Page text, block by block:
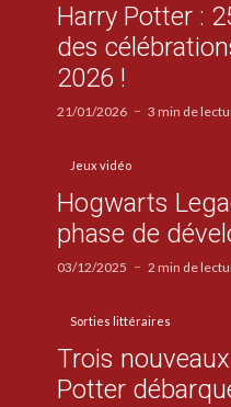
Harry Potter :
des
2026 !
21/01/2026 3 min de
Jeux vidéo
Hogwarts
phase de
03/12/2025 2 min de
Sorties littéraires
Trois
Potter